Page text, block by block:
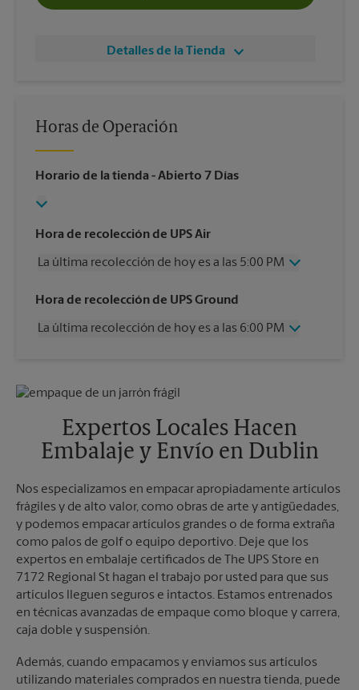
Detalles de la Tienda
Horas de Operación
Horario de la tienda - Abierto 7 Días
Hora de recolección de UPS Air
La última recolección de hoy es a las 5:00 PM
Miércoles
5:00 PM
Viernes
5:00 PM
Martes
5:00 PM
Hora de recolección de UPS Ground
La última recolección de hoy es a las 6:00 PM
Viernes
6:00 PM
Domingo
Sin Recolección
Lunes
6:00 PM
Expertos Locales Hacen
Embalaje y Envío en Dublin
Nos especializamos en empacar apropiadamente artículos
frágiles y de alto valor, como obras de arte y antigüedades,
y podemos empacar artículos grandes o de forma extraña
como palos de golf o equipo deportivo. Deje que los
expertos en embalaje certificados de The UPS Store en
7172 Regional St hagan el trabajo por usted para que sus
artículos lleguen seguros e intactos. Estamos entrenados
en técnicas avanzadas de empaque como bloque y carrera,
caja doble y suspensión.
Además, cuando empacamos y enviamos sus artículos
utilizando materiales comprados en nuestra tienda, puede